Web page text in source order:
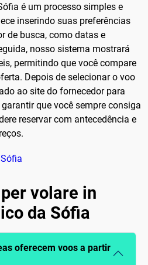
é um processo simples e
inserindo suas preferências
de busca, como datas e
nosso sistema mostrará
permitindo que você compare
Depois de selecionar o voo
ao site do fornecedor para
que você sempre consiga
reservar com antecedência e
volare in
da Sófia
oferecem voos a partir